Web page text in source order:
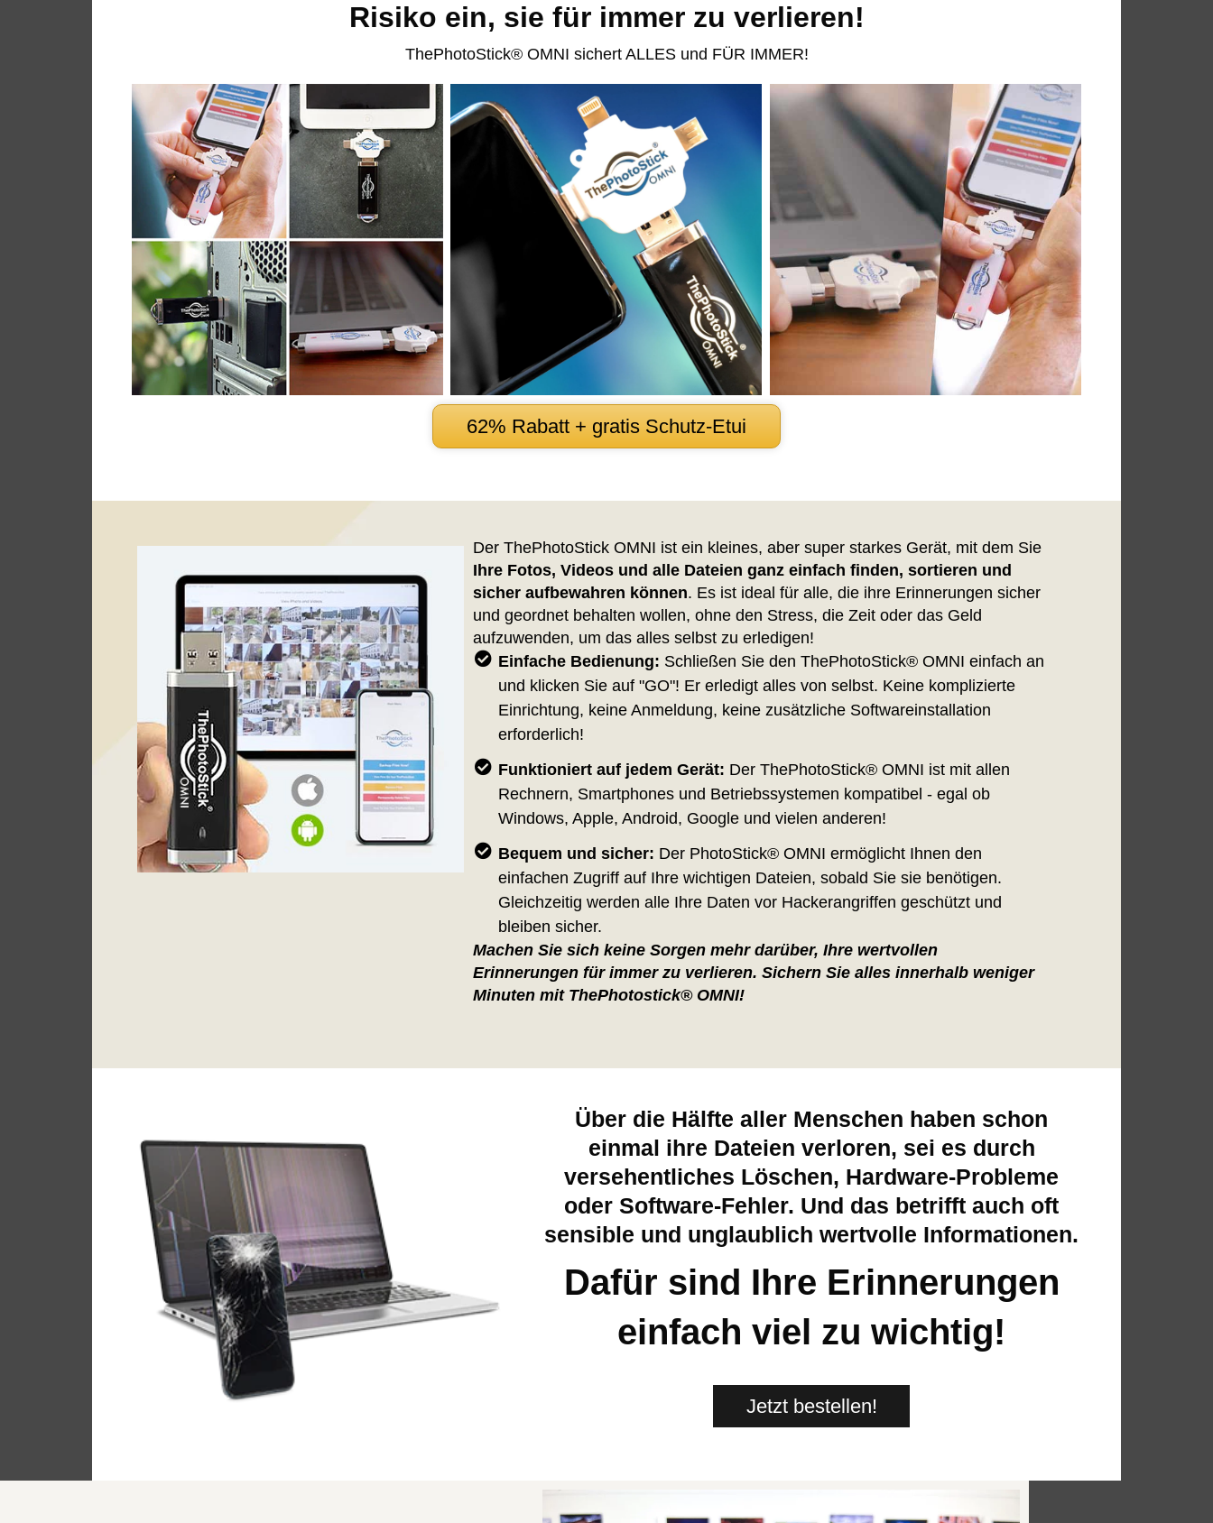
Risiko ein, sie für immer zu verlieren!
ThePhotoStick® OMNI sichert ALLES und FÜR IMMER!
62% Rabatt + gratis Schutz-Etui
Der ThePhotoStick OMNI ist ein kleines, aber super starkes Gerät, mit dem Sie
Ihre Fotos, Videos und alle Dateien ganz einfach finden, sortieren und
sicher aufbewahren können. Es ist ideal für alle, die ihre Erinnerungen sicher
und geordnet behalten wollen, ohne den Stress, die Zeit oder das Geld
aufzuwenden, um das alles selbst zu erledigen!
Einfache Bedienung: Schließen Sie den ThePhotoStick® OMNI einfach an
und klicken Sie auf "GO"! Er erledigt alles von selbst. Keine komplizierte
Einrichtung, keine Anmeldung, keine zusätzliche Softwareinstallation
erforderlich!
Funktioniert auf jedem Gerät: Der ThePhotoStick® OMNI ist mit allen
Rechnern, Smartphones und Betriebssystemen kompatibel - egal ob
Windows, Apple, Android, Google und vielen anderen!
Bequem und sicher: Der PhotoStick® OMNI ermöglicht Ihnen den
einfachen Zugriff auf Ihre wichtigen Dateien, sobald Sie sie benötigen.
Gleichzeitig werden alle Ihre Daten vor Hackerangriffen geschützt und
bleiben sicher.
Machen Sie sich keine Sorgen mehr darüber, Ihre wertvollen
Erinnerungen für immer zu verlieren. Sichern Sie alles innerhalb weniger
Minuten mit ThePhotostick® OMNI!
Über die Hälfte aller Menschen haben schon
einmal ihre Dateien verloren, sei es durch
versehentliches Löschen, Hardware-Probleme
oder Software-Fehler. Und das betrifft auch oft
sensible und unglaublich wertvolle Informationen.
Dafür sind Ihre Erinnerungen
einfach viel zu wichtig!
Jetzt bestellen!